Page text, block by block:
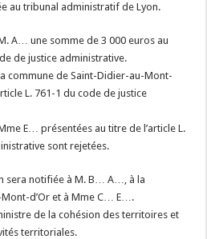
au tribunal administratif de Lyon.
A… une somme de 3 000 euros au
de justice administrative.
commune de Saint-Didier-au-Mont-
L. 761-1 du code de justice
E… présentées au titre de l’article L.
sont rejetées.
sera notifiée à M. B… A…, à la
d’Or et à Mme C… E….
de la cohésion des territoires et
territoriales.